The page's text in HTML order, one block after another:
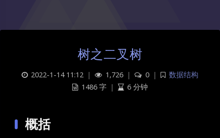
树之二叉树
2022-1-14 11:12 | 1,726 | 0 |
数据结构
1486 字 | 6 分钟
概括